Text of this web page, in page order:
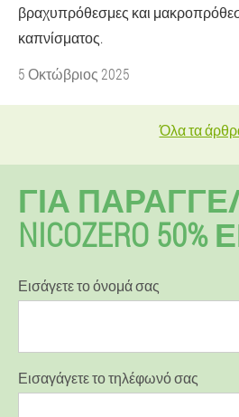
βραχυπρόθεσμες και
καπνίσματος.
5 Οκτώβριος 2025
Όλα τα
ΓΙΑ
NICOZERO
Εισάγετε το όνομά σας
Εισαγάγετε το τηλέφωνό σας